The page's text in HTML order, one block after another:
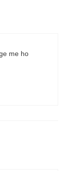
me ho